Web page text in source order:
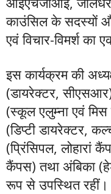
काउंसिल के सदस्यों
एवं विचार-विमर्श का
इस कार्यक्रम की
(डायरेक्टर,
(स्कूल एलुम्ना एवं मिस
(डिप्टी डायरेक्टर,
(प्रिंसिपल, लोहारां
कैंपस) तथा अंबिका
रूप से उपस्थित रहीं।